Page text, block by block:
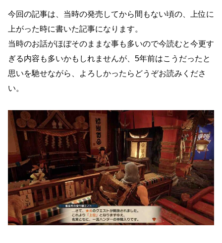
今回の記事は、当時の発売してから間もない頃の、上位に
上がった時に書いた記事になります。
当時のお話がほぼそのままな事も多いので今読むと今更す
ぎる内容も多いかもしれませんが、5年前はこうだったと
思いを馳せながら、よろしかったらどうぞお読みくださ
い。